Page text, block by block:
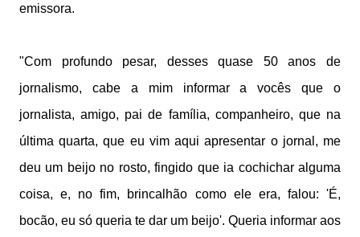
emissora.
"Com profundo pesar, desses quase 50 anos de
jornalismo, cabe a mim informar a vocês que o
jornalista, amigo, pai de família, companheiro, que na
última quarta, que eu vim aqui apresentar o jornal, me
deu um beijo no rosto, fingido que ia cochichar alguma
coisa, e, no fim, brincalhão como ele era, falou: 'É,
bocão, eu só queria te dar um beijo'. Queria informar aos